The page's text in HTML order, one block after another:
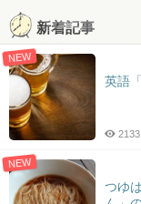
新着記事
NEW
英語
2133
NEW
つゆ